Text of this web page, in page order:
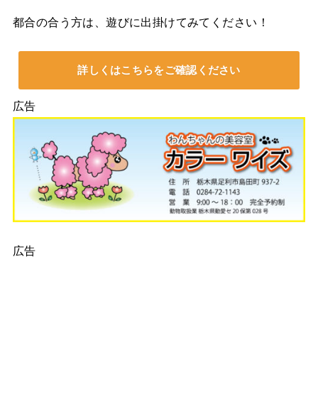
都合の合う方は、遊びに出掛けてみてください！
詳しくはこちらをご確認ください
広告
広告